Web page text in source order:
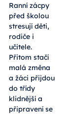
Ranní zácpy
před školou
stresují děti,
rodiče i
učitele.
Přitom stačí
malá změna
a žáci přijdou
do třídy
klidnější a
připravení se